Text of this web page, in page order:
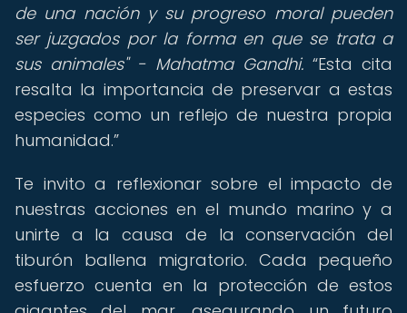
de una nación y su progreso moral pueden
ser juzgados por la forma en que se trata a
sus animales" - Mahatma Gandhi.
Esta cita
resalta la importancia de preservar a estas
especies como un reflejo de nuestra propia
humanidad.
Te invito a reflexionar sobre el impacto de
nuestras acciones en el mundo marino y a
unirte a la causa de la conservación del
tiburón ballena migratorio. Cada pequeño
esfuerzo cuenta en la protección de estos